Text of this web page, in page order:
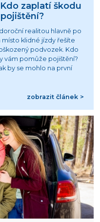
zaplatí škodu
realitou hlavně po
klidné jízdy řešíte
podvozek. Kdo
vám pomůže pojištění?
by se mohlo na první
zobrazit článek >